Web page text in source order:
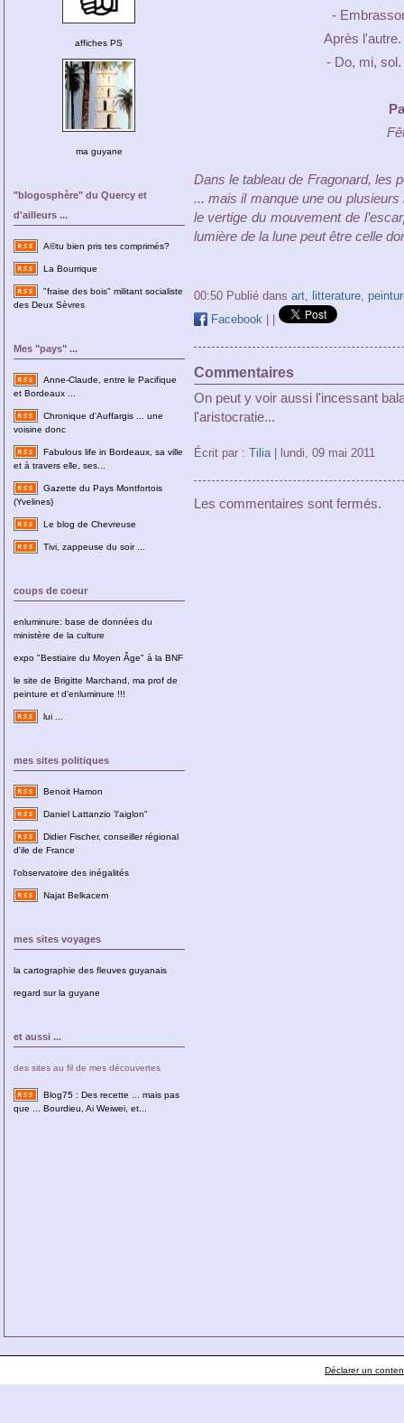
affiches PS
ma guyane
"blogosphère" du Quercy et
d'ailleurs ...
A©tu bien pris tes comprimés?
La Bourrique
"fraise des bois" militant socialiste
des Deux Sèvres
Mes "pays" ...
Anne-Claude, entre le Pacifique
et Bordeaux ...
Chronique d'Auffargis ... une
voisine donc
Fabulous life in Bordeaux, sa ville
et à travers elle, ses...
Gazette du Pays Montfortois
(Yvelines)
Le blog de Chevreuse
Tivi, zappeuse du soir ...
coups de coeur
enluminure: base de données du
ministère de la culture
expo "Bestiaire du Moyen Âge" à la BNF
le site de Brigitte Marchand, ma prof de
peinture et d'enluminure !!!
lui ...
mes sites politiques
Benoit Hamon
Daniel Lattanzio 'l'aiglon"
Didier Fischer, conseiller régional
d'ile de France
l'observatoire des inégalités
Najat Belkacem
mes sites voyages
la cartographie des fleuves guyanais
regard sur la guyane
et aussi ...
des sites au fil de mes découvertes
Blog75 : Des recette ... mais pas
que ... Bourdieu, Ai Weiwei, et...
-
Après
- Do, mi, sol.
Dans le tableau de Fragonard, les
... mais il manque une ou
le vertige du mouvement de
lumière de la lune peut être celle
00:50 Publié dans art, litterature,
Facebook | |
Commentaires
On peut y voir aussi l'incessant
l'aristocratie...
Écrit par : Tilia| lundi, 09 mai 2011
Les commentaires sont fermés.
Déclarer un